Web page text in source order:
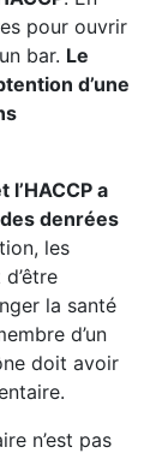
pour ouvrir
bar. Le
d’une
a
denrées
les
la santé
d’un
doit avoir
n’est pas